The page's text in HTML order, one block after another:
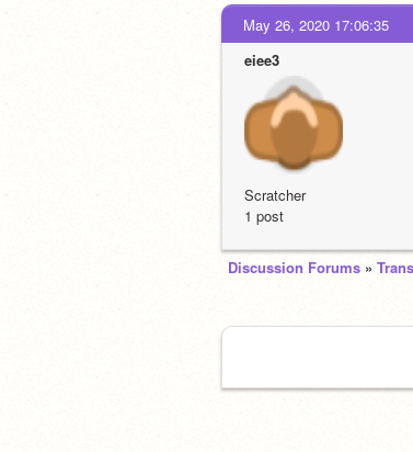
May 26, 2020 17:06:35
eiee3
Scratcher
1 post
Discussion Forums »